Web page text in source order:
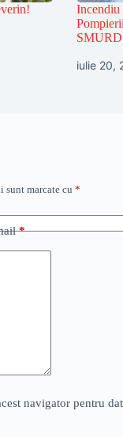
Incendiu
SMURD
iulie 20,
marcate cu *
*
navigator pentru